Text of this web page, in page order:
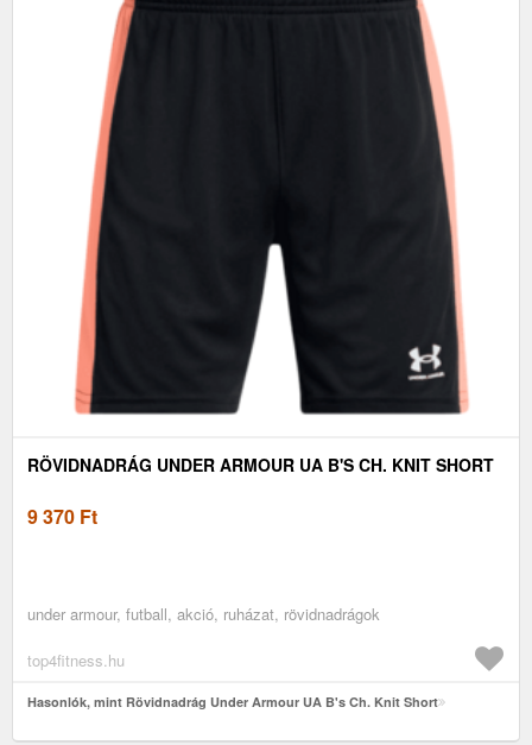
RÖVIDNADRÁG UNDER ARMOUR UA B'S CH. KNIT SHORT
9 370 Ft
under armour, futball, akció, ruházat, rövidnadrágok
top4fitness.hu
Hasonlók, mint Rövidnadrág Under Armour UA B's Ch. Knit Short